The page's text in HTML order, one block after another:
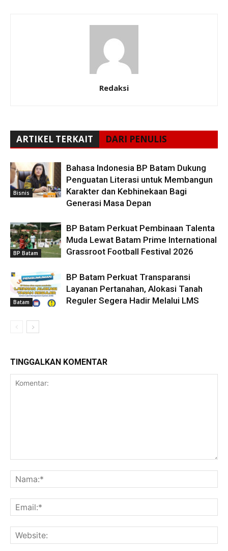
Redaksi
ARTIKEL TERKAIT DARI PENULIS
Bisnis
Bahasa Indonesia BP Batam Dukung
Penguatan Literasi untuk Membangun
Karakter dan Kebhinekaan Bagi
Generasi Masa Depan
BP Batam
BP Batam Perkuat Pembinaan Talenta
Muda Lewat Batam Prime International
Grassroot Football Festival 2026
Batam
BP Batam Perkuat Transparansi
Layanan Pertanahan, Alokasi Tanah
Reguler Segera Hadir Melalui LMS
TINGGALKAN KOMENTAR